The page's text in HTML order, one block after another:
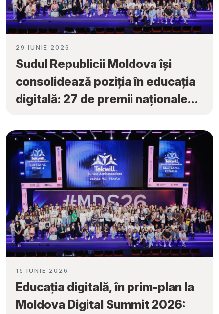
29 IUNIE 2026
Sudul Republicii Moldova își
consolidează poziția în educația
digitală: 27 de premii naționale
Ambassadors”
15 IUNIE 2026
Educația digitală, în prim-plan la
Moldova Digital Summit 2026: